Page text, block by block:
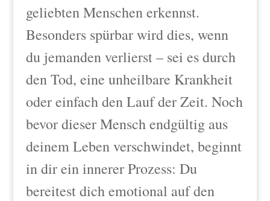
geliebten Menschen erkennst.
Besonders spürbar wird dies, wenn
du jemanden verlierst – sei es durch
den Tod, eine unheilbare Krankheit
oder einfach den Lauf der Zeit. Noch
bevor dieser Mensch endgültig aus
deinem Leben verschwindet, beginnt
in dir ein innerer Prozess: Du
bereitest dich emotional auf den